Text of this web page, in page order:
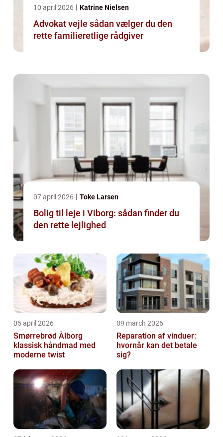
10 april 2026 Katrine Nielsen
Advokat vejle sådan vælger du den
rette familieretlige rådgiver
07 april 2026 Toke Larsen
Bolig til leje i Viborg: sådan finder du
den rette lejlighed
05 april 2026
Smørrebrød Ålborg
klassisk håndmad med
moderne twist
09 march 2026
Reparation af vinduer:
hvornår kan det betale
sig?